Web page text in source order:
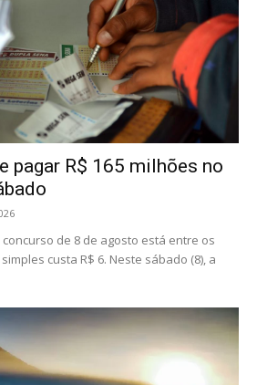
pagar R$ 165 milhões no
de 8 de agosto está entre os
custa R$ 6. Neste sábado (8), a